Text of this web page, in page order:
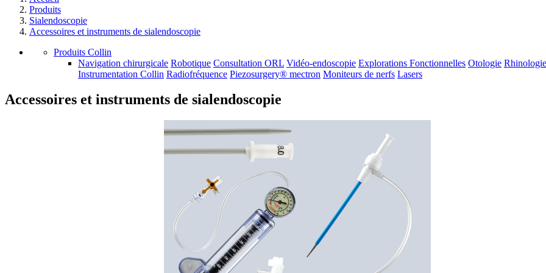
Produits
Sialendoscopie
Accessoires et instruments de sialendoscopie
Produits Collin
Navigation chirurgicale Robotique Consultation ORL Vidéo-endoscopie Explorations Fonctionnelles Otologie Rhinologie
Instrumentation Collin Radiofréquence Piezosurgery® mectron Moniteurs de nerfs Lasers
Accessoires et instruments de sialendoscopie